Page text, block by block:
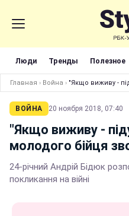
Люди Тренды Полезное
Главная › Война › "Якщо виживу -
ВОЙНА 20 ноября 2018, 07:40
"Якщо виживу -
молодого бійця
24-річний Андрій Бідюк
покликання на війні